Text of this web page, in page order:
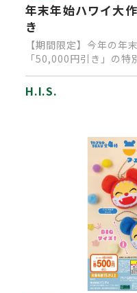
年末年始ハワイ大
き
【期間限定】今年の年
「50,000円引き」の
ハ！皆様いかがお過ご
H.I.S.